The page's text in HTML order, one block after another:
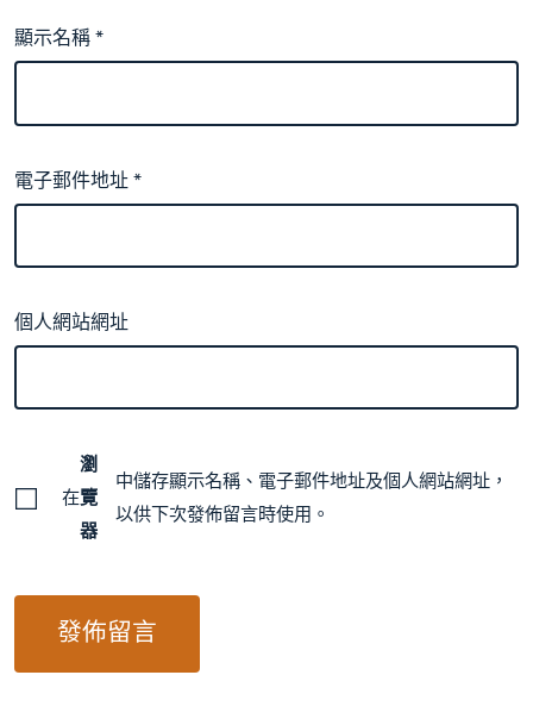
顯示名稱*
電子郵件地址*
個人網站網址
在
瀏
覽
器
中儲存顯示名稱、電子郵件地址及個人網站網址，
以供下次發佈留言時使用。